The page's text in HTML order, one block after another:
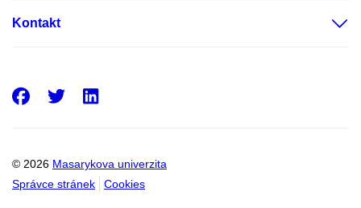
Kontakt
© 2026 Masarykova univerzita
Správce stránek
Cookies
Facebook
Twitter